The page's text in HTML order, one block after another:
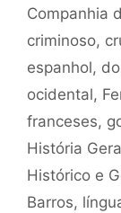
Companhia
criminoso,
espanhol,
ocidental,
franceses,
História
Histórico e
Barros,